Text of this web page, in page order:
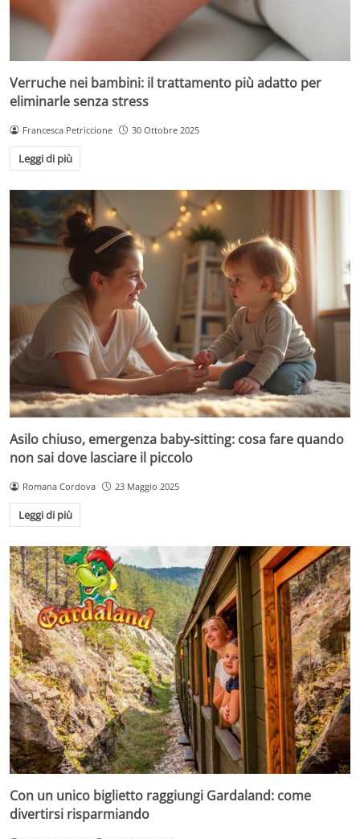
Verruche nei bambini: il trattamento più adatto per
eliminarle senza stress
Francesca Petriccione 30 Ottobre 2025
Leggi di più
Asilo chiuso, emergenza baby-sitting: cosa fare quando
non sai dove lasciare il piccolo
Romana Cordova 23 Maggio 2025
Leggi di più
Con un unico biglietto raggiungi Gardaland: come
divertirsi risparmiando